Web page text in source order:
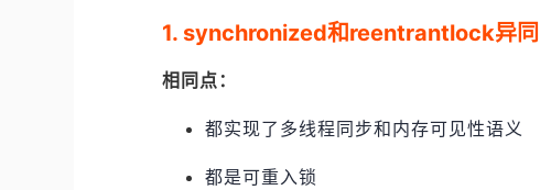
1. synchronized和reentrantlock异同
相同点：
都实现了多线程同步和内存可见性语义
都是可重入锁